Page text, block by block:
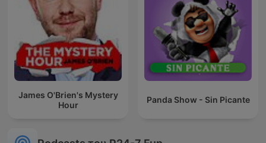
James O'Brien's Mystery
Hour
Panda Show - Sin Picante